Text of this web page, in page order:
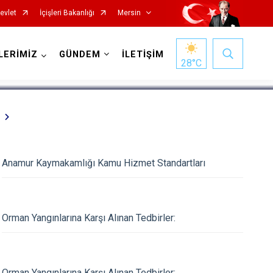
İçişleri Bakanlığı Mersin
Tarsus
GÜNDEM İLETİŞİM
28°C
Anamur Kaymakamlığı Kamu Hizmet Standartları
Orman Yangınlarına Karşı Alınan Tedbirler: